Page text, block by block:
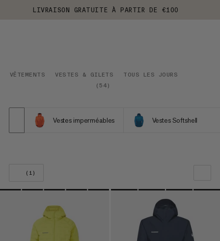
LIVRAISON GRATUITE À PARTIR DE €100
VÊTEMENTS VESTES & GILETS
TOUS LES JOURS
( 54)
Vestes imperméables Vestes Softshell
(1)
NOTRE SELECTION
PRIX CROISSANT
PRIX DÉCROISSANT